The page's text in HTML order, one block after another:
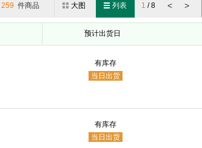
< >
1 / 8
大图 列表
件商品
预计出货日
有库存
当日出货
有库存
当日出货